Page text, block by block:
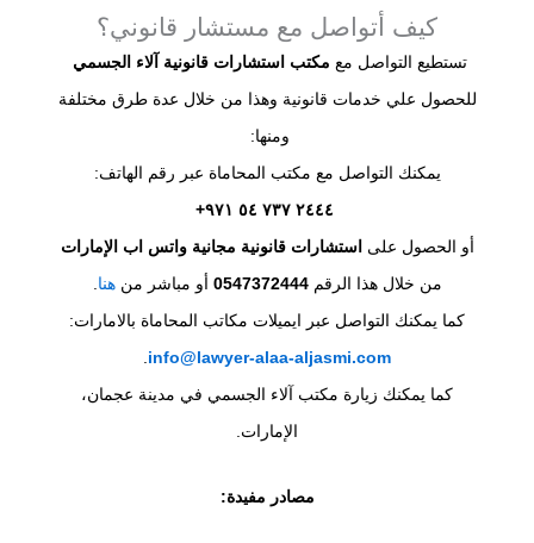
كيف أتواصل مع مستشار قانوني؟
تستطيع التواصل مع مكتب استشارات قانونية آلاء الجسمي
للحصول علي خدمات قانونية وهذا من خلال عدة طرق مختلفة
ومنها:
يمكنك التواصل مع مكتب المحاماة عبر رقم الهاتف:
‪+٩٧١‪ ٥٤‪ ٧٣٧‪ ٢٤٤٤
أو الحصول على استشارات قانونية مجانية واتس اب الإمارات
من خلال هذا الرقم0547372444 أو مباشر منهنا
كما يمكنك التواصل عبر ايميلات مكاتب المحاماة بالامارات:
info@lawyer-alaa-aljasmi.com
كما يمكنك زيارة مكتب آلاء الجسمي في مدينة عجمان،
الإمارات.
مصادر مفيدة: